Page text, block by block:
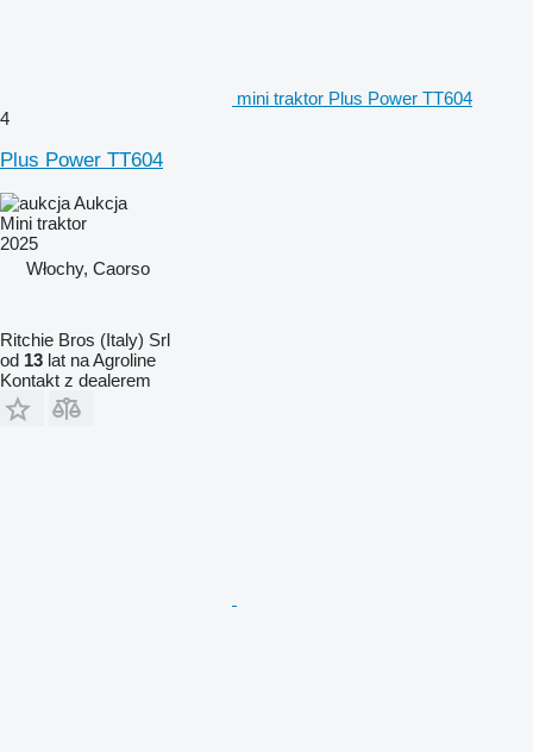
mini traktor Plus Power TT604
4
Plus Power TT604
Aukcja
Mini traktor
2025
Włochy, Caorso
Ritchie Bros (Italy) Srl
od 13 lat na Agroline
Kontakt z dealerem